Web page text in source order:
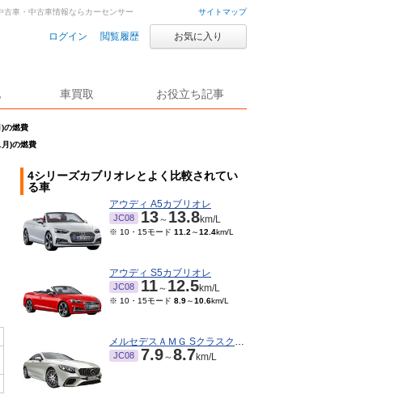
サイトマップ
ログイン 閲覧履歴 お気に入り
車買取 お役立ち記事
の燃費
)の燃費
車・中古車情報ならカーセンサー
4シリーズカブリオレとよく比較されてい
る車
アウディ A5カブリオレ
JC08 13～ 13.8km/L
※ 10・15モード 11.2 ～12.4km/L
アウディ S5カブリオレ
JC08 11～ 12.5km/L
※ 10・15モード 8.9～10.6km/L
メルセデスＡＭＧ Sクラスクーペ
JC08 7.9～8.7km/L